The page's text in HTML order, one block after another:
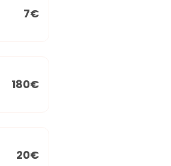
7€
180€
20€